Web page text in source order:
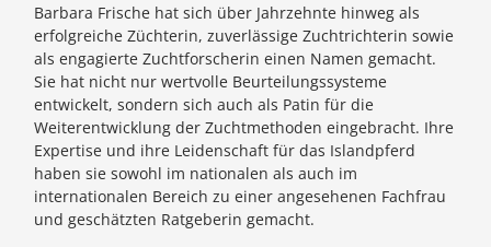
Barbara Frische hat sich über Jahrzehnte hinweg als
erfolgreiche Züchterin, zuverlässige Zuchtrichterin sowie
als engagierte Zuchtforscherin einen Namen gemacht.
Sie hat nicht nur wertvolle Beurteilungssysteme
entwickelt, sondern sich auch als Patin für die
Weiterentwicklung der Zuchtmethoden eingebracht. Ihre
Expertise und ihre Leidenschaft für das Islandpferd
haben sie sowohl im nationalen als auch im
internationalen Bereich zu einer angesehenen Fachfrau
und geschätzten Ratgeberin gemacht.